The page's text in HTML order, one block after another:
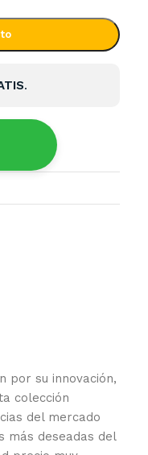
.
por su innovación,
colección
del mercado
más deseadas del